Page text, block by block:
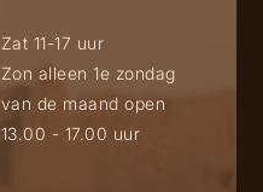
Zat 11-17 uur
Zon alleen 1e zondag
van de maand open
13.00 - 17.00 uur